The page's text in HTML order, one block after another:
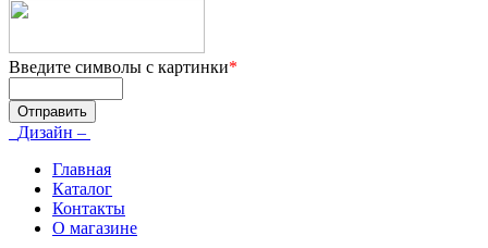
Введите символы с картинки*
Дизайн –
Главная
Каталог
Контакты
О магазине